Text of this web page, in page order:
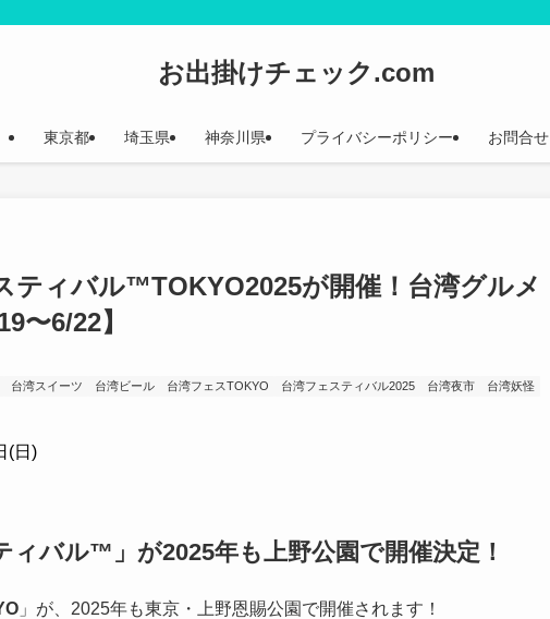
お出掛けチェック.com
東京都 埼玉県 神奈川県 プライバシーポリシー お問合せ
ティバル™TOKYO2025が開催！台湾グルメ
〜6/22】
台湾スイーツ 台湾ビール 台湾フェスTOKYO 台湾フェスティバル2025 台湾夜市
台湾妖怪
(日)
ィバル™」が2025年も上野公園で開催決定！
」が、2025年も東京・上野恩賜公園で開催されます！